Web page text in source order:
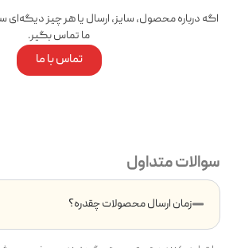
اگه درباره محصول، سایز، ارسال یا هر چیز دیگه‌ای
ما تماس بگیر.
تماس با ما
سوالات متداول
زمان ارسال محصولات چقدره؟